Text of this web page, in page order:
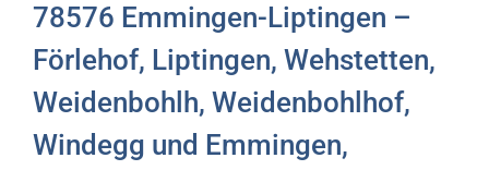
78576 Emmingen-Liptingen –
Förlehof, Liptingen, Wehstetten,
Weidenbohlh, Weidenbohlhof,
Windegg und Emmingen,